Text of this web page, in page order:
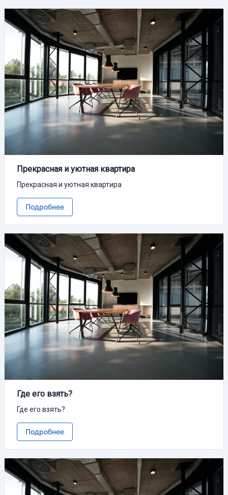
Прекрасная и уютная квартира
Прекрасная и уютная квартира
Подробнее
Где его взять?
Где его взять?
Подробнее